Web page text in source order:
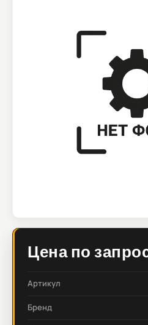
Цена по
Артикул
Бренд